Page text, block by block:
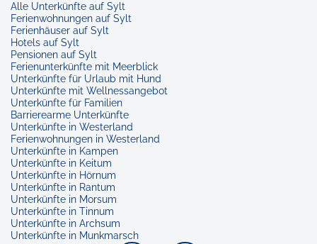
Alle Unterkünfte auf Sylt
Ferienwohnungen auf Sylt
Ferienhäuser auf Sylt
Hotels auf Sylt
Pensionen auf Sylt
Ferienunterkünfte mit Meerblick
Unterkünfte für Urlaub mit Hund
Unterkünfte mit Wellnessangebot
Unterkünfte für Familien
Barrierearme Unterkünfte
Unterkünfte in Westerland
Ferienwohnungen in Westerland
Unterkünfte in Kampen
Unterkünfte in Keitum
Unterkünfte in Hörnum
Unterkünfte in Rantum
Unterkünfte in Morsum
Unterkünfte in Tinnum
Unterkünfte in Archsum
Unterkünfte in Munkmarsch